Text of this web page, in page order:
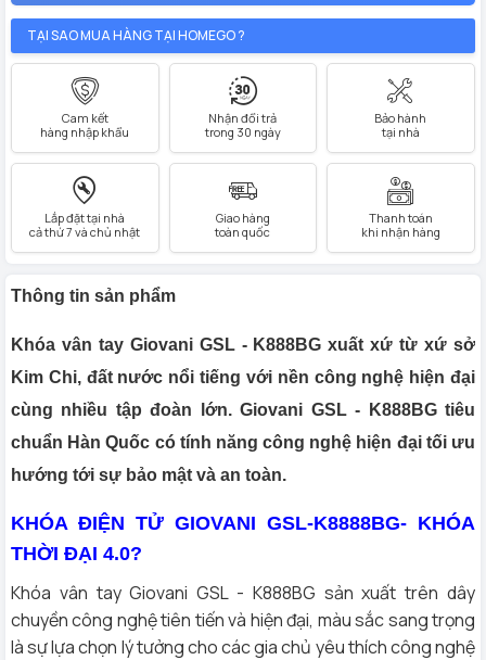
TẠI SAO MUA HÀNG TẠI HOMEGO ?
Cam kết
hàng nhập khẩu
Nhận đổi trả
trong 30 ngày
Bảo hành
tại nhà
Lắp đặt tại nhà
cả thứ 7 và chủ nhật
Giao hàng
toàn quốc
Thanh toán
khi nhận hàng
Thông tin sản phẩm
Khóa vân tay Giovani GSL - K888BG xuất xứ từ xứ sở
Kim Chi, đất nước nổi tiếng với nền công nghệ hiện đại
cùng nhiều tập đoàn lớn. Giovani GSL - K888BG tiêu
chuẩn Hàn Quốc có tính năng công nghệ hiện đại tối ưu
hướng tới sự bảo mật và an toàn.
KHÓA ĐIỆN TỬ GIOVANI GSL-K8888BG- KHÓA
THỜI ĐẠI 4.0?
Khóa vân tay Giovani GSL - K888BG sản xuất trên dây
chuyền công nghệ tiên tiến và hiện đại, màu sắc sang trọng
là sự lựa chọn lý tưởng cho các gia chủ yêu thích công nghệ